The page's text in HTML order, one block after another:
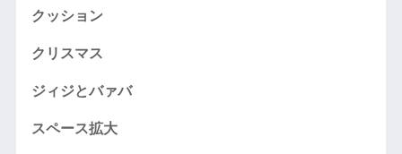
クッション
クリスマス
ジィジとバァバ
スペース拡大